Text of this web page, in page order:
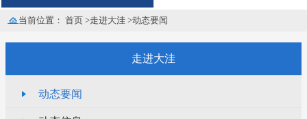
当前位置：首页 >走进大洼 >动态要闻
走进大洼
动态要闻